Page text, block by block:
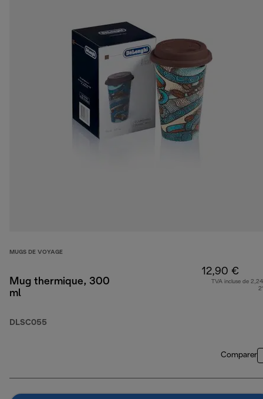
MUGS DE VOYAGE
Mug thermique, 300
ml
DLSC055
12,90 €
TVA incluse de
Comparer